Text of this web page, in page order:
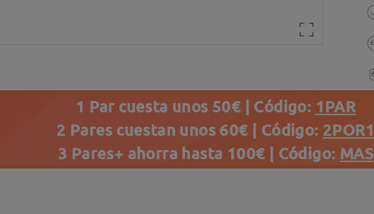
1 Par cuesta unos 50€ | Código: 1PAR
2 Pares cuestan unos 60€ | Código: 2POR1
3 Pares+ ahorra hasta 100€ | Código: MAS